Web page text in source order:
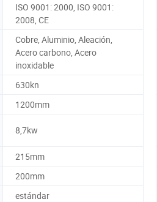
ISO 9001: 2000, ISO 9001:
2008, CE
Cobre, Aluminio, Aleación,
Acero carbono, Acero
inoxidable
630kn
1200mm
8,7kw
215mm
200mm
estándar